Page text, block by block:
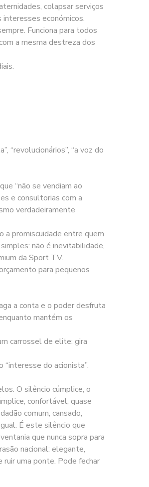
colapsar serviços
interesses económicos.
Funciona para todos
a mesma destreza dos
“revolucionários”, “a voz do
“não se vendiam ao
e consultorias com a
verdadeiramente
a promiscuidade entre quem
não é inevitabilidade,
da Sport TV.
para pequenos
a conta e o poder desfruta
mantém os
carrossel de elite: gira
“interesse do acionista”.
O silêncio cúmplice, o
confortável, quase
comum, cansado,
É este silêncio que
que nunca sopra para
nacional: elegante,
uma ponte. Pode fechar